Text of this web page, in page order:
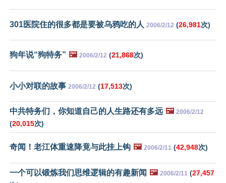
301医院住的很多都是要被乌鸦吃的人 2006/2/12 (26,981次)
狗年说“狗特务” 🖼️ 2006/2/12 (21,868次)
小小对联的故事 2006/2/12 (17,513次)
中共特务们，你知道自己的人生路还有多远 🖼️ 2006/2/12
(20,015次)
奇闻！老江体重速降竟与此挂上钩 🖼️ 2006/2/11 (42,948次)
一个可以锻炼我们思维逻辑的有趣新闻 🖼️ 2006/2/11 (27,457